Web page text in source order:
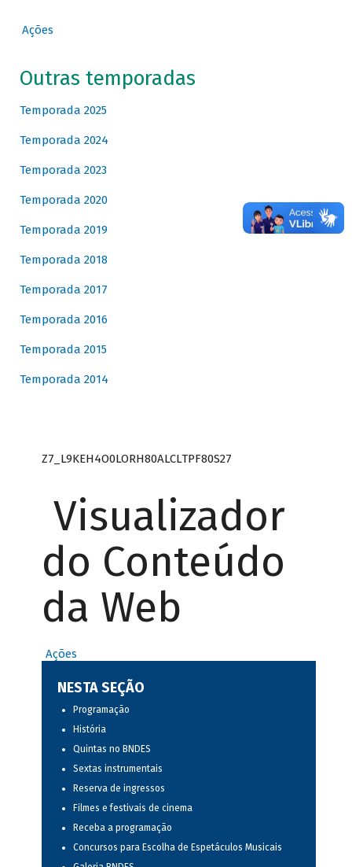
Ações
Outras temporadas
Temporada 2025
Temporada 2024
Temporada 2023
Temporada 2020
Temporada 2019
Temporada 2018
Temporada 2017
Temporada 2016
Temporada 2015
Temporada 2014
Z7_L9KEH4O0LORH80ALCLTPF80S27
Visualizador
do Conteúdo
da Web
Ações
NESTA SEÇÃO
Programação
História
Quintas no BNDES
Sextas instrumentais
Reserva de ingressos
Filmes e festivais de cinema
Receba a programação
Concursos para Escolha de Espetáculos Musicais